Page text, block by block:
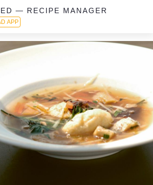
— RECIPE MANAGER
APP